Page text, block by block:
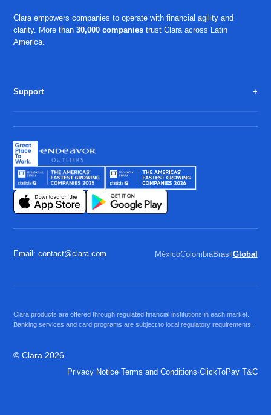
Clara empowers companies to operate with financial agility and
clarity. More than30,000 companiestrust Clara across Latin
America.
Support
Email: contact@clara.com MéxicoColombiaBrasil Global
Clara products are offered through regulated financial institutions in each market.
Banking services and card programs are subject to local regulatory requirements.
© Clara 2026
Privacy Notice·Terms and Conditions·ClickToPay T&C